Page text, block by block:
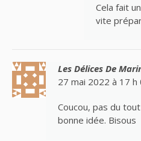
Cela fait
vite
Les Délices De
27 mai 2022 à 17 h
Coucou, pas du
bonne idée. Bisous